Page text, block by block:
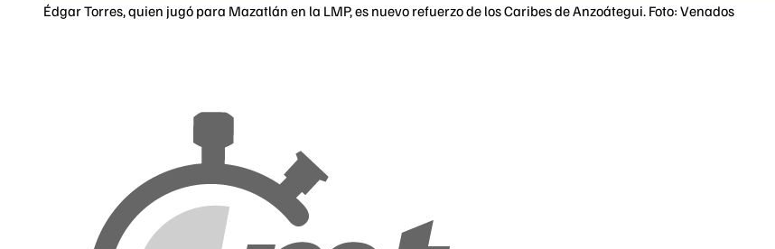
Édgar Torres, quien jugó para Mazatlán en la LMP, es nuevo refuerzo de los Caribes de Anzoátegui. Foto: Venados